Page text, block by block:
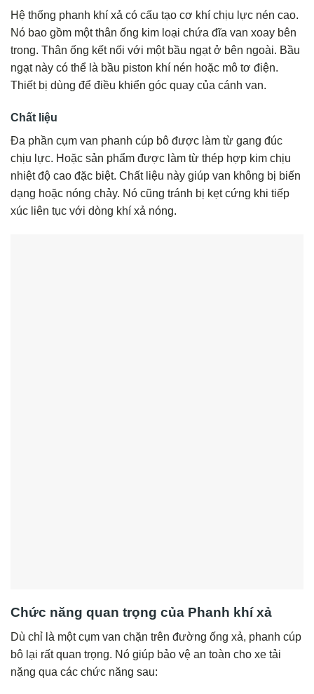
Hệ thống phanh khí xả có cấu tạo cơ khí chịu lực nén cao.
Nó bao gồm một thân ống kim loại chứa đĩa van xoay bên
trong. Thân ống kết nối với một bầu ngạt ở bên ngoài. Bầu
ngạt này có thể là bầu piston khí nén hoặc mô tơ điện.
Thiết bị dùng để điều khiển góc quay của cánh van.
Chất liệu
Đa phần cụm van phanh cúp bô được làm từ gang đúc
chịu lực. Hoặc sản phẩm được làm từ thép hợp kim chịu
nhiệt độ cao đặc biệt. Chất liệu này giúp van không bị biến
dạng hoặc nóng chảy. Nó cũng tránh bị kẹt cứng khi tiếp
xúc liên tục với dòng khí xả nóng.
Chức năng quan trọng của Phanh khí xả
Dù chỉ là một cụm van chặn trên đường ống xả, phanh cúp
bô lại rất quan trọng. Nó giúp bảo vệ an toàn cho xe tải
nặng qua các chức năng sau: